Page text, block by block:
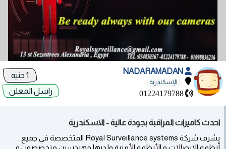
الإسكندرية
01224179788
راسل المعلن
احدث كاميرات المراقبة بجودة عالية - الاسكندرية
يشرف شركة Royal Surveillance systems المتخصصة في جميع